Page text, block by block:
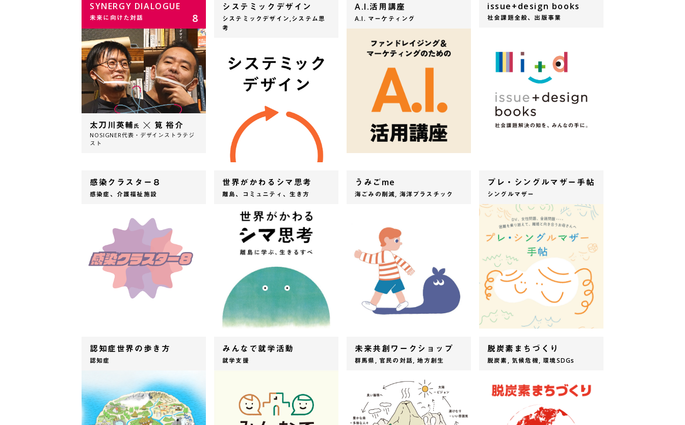
SYNERGY DIALOGUE
未来に向けた対話 8
太刀川英輔氏 筧 裕介
NOSIGNER代表・デザインストラテジ
スト
システミックデザイン
システミックデザイン,システム思
考
A.I.活用講座
A.I. マーケティング
issue+design books
社会課題全般、出版事業
感染クラスター８
感染症、介護福祉施設
世界がかわるシマ思考
離島、コミュニティ、生き方
うみごme
海ごみの削減, 海洋プラスチック
プレ・シングルマザー手帖
シングルマザー
認知症世界の歩き方
認知症
みんなで就学活動
就学支援
未来共創ワークショップ
群馬県, 官民の対話, 地方創生
脱炭素まちづくり
脱炭素, 気候危機, 環境SDGs